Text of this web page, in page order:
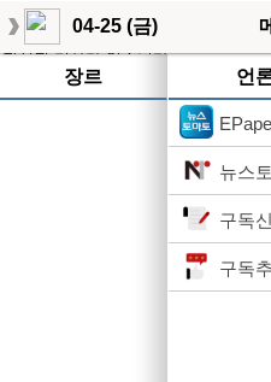
04-25 (금)
장르 언
뉴스
구독
구독
작성된 기사가 없습니다.